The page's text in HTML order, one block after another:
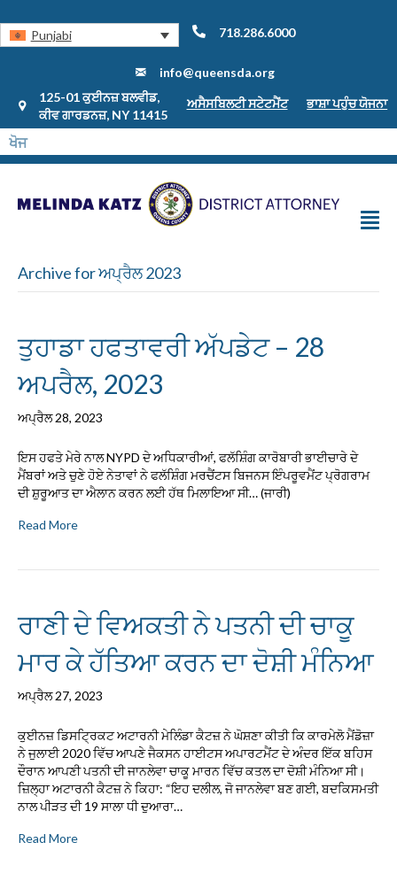
Punjabi 718.286.6000
info@queensda.org
125-01 ਕੁਈਨਜ਼ ਬਲਵੀਡ,
ਕੀਵ ਗਾਰਡਨਜ਼, NY 11415
ਅਸੈਸਬਿਲਟੀ ਸਟੇਟਮੈਂਟ ਭਾਸ਼ਾ ਪਹੁੰਚ ਯੋਜਨਾ
Archive for ਅਪ੍ਰੈਲ 2023
ਤੁਹਾਡਾ ਹਫਤਾਵਰੀ ਅੱਪਡੇਟ – 28
ਅਪਰੈਲ, 2023
ਅਪ੍ਰੈਲ 28, 2023
ਇਸ ਹਫਤੇ ਮੇਰੇ ਨਾਲ NYPD ਦੇ ਅਧਿਕਾਰੀਆਂ, ਫਲੱਸ਼ਿੰਗ ਕਾਰੋਬਾਰੀ ਭਾਈਚਾਰੇ ਦੇ
ਮੈਂਬਰਾਂ ਅਤੇ ਚੁਣੇ ਹੋਏ ਨੇਤਾਵਾਂ ਨੇ ਫਲੱਸ਼ਿੰਗ ਮਰਚੈਂਟਸ ਬਿਜਨਸ ਇੰਪਰੂਵਮੈਂਟ ਪ੍ਰੋਗਰਾਮ
ਦੀ ਸ਼ੁਰੂਆਤ ਦਾ ਐਲਾਨ ਕਰਨ ਲਈ ਹੱਥ ਮਿਲਾਇਆ ਸੀ… (ਜਾਰੀ)
Read More
ਰਾਣੀ ਦੇ ਵਿਅਕਤੀ ਨੇ ਪਤਨੀ ਦੀ ਚਾਕੂ
ਮਾਰ ਕੇ ਹੱਤਿਆ ਕਰਨ ਦਾ ਦੋਸ਼ੀ ਮੰਨਿਆ
ਅਪ੍ਰੈਲ 27, 2023
ਕੁਈਨਜ਼ ਡਿਸਟ੍ਰਿਕਟ ਅਟਾਰਨੀ ਮੇਲਿੰਡਾ ਕੈਟਜ਼ ਨੇ ਘੋਸ਼ਣਾ ਕੀਤੀ ਕਿ ਕਾਰਮੇਲੋ ਮੈਂਡੋਜ਼ਾ
ਨੇ ਜੁਲਾਈ 2020 ਵਿੱਚ ਆਪਣੇ ਜੈਕਸਨ ਹਾਈਟਸ ਅਪਾਰਟਮੈਂਟ ਦੇ ਅੰਦਰ ਇੱਕ ਬਹਿਸ
ਦੌਰਾਨ ਆਪਣੀ ਪਤਨੀ ਦੀ ਜਾਨਲੇਵਾ ਚਾਕੂ ਮਾਰਨ ਵਿੱਚ ਕਤਲ ਦਾ ਦੋਸ਼ੀ ਮੰਨਿਆ ਸੀ।
ਜ਼ਿਲ੍ਹਾ ਅਟਾਰਨੀ ਕੈਟਜ਼ ਨੇ ਕਿਹਾ: “ਇਹ ਦਲੀਲ, ਜੋ ਜਾਨਲੇਵਾ ਬਣ ਗਈ, ਬਦਕਿਸਮਤੀ
ਨਾਲ ਪੀੜਤ ਦੀ 19 ਸਾਲਾ ਧੀ ਦੁਆਰਾ…
Read More